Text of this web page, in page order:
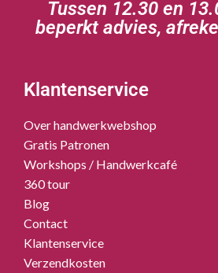
Tussen 12.30 en
beperkt advies,
Klantenservice
Over handwerkwebshop
Gratis Patronen
Workshops / Handwerkcafé
360 tour
Blog
Contact
Klantenservice
Verzendkosten